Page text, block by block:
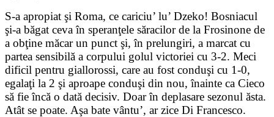
S-a apropiat şi Roma, ce cariciu’ lu’ Dzeko! Bosniacul
şi-a băgat ceva în speranţele săracilor de la Frosinone de
a obţine măcar un punct şi, în prelungiri, a marcat cu
partea sensibilă a corpului golul victoriei cu 3-2. Meci
dificil pentru giallorossi, care au fost conduşi cu 1-0,
egalaţi la 2 şi aproape conduşi din nou, înainte ca Cieco
să fie încă o dată decisiv. Doar în deplasare sezonul ăsta.
Atât se poate. Aşa bate vântu’, ar zice Di Francesco.